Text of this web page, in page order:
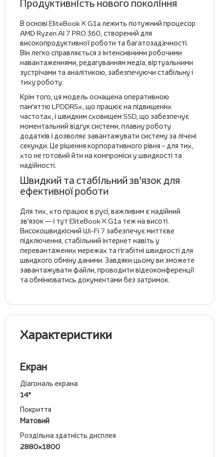
Продуктивність нового покоління
В основі EliteBook X G1a лежить потужний процесор
AMD Ryzen AI 7 PRO 360, створений для
високопродуктивної роботи та багатозадачності.
Він легко справляється з інтенсивними робочими
навантаженнями, редагуванням медіа, віртуальними
зустрічами та аналітикою, забезпечуючи стабільну і
тиху роботу.
Крім того, ця модель оснащена оперативною
пам'яттю LPDDR5x, що працює на підвищених
частотах, і швидким сховищем SSD, що забезпечує
моментальний відгук системи, плавну роботу
додатків і дозволяє завантажувати систему за лічені
секунди. Це рішення корпоративного рівня – для тих,
хто не готовий йти на компроміси у швидкості та
надійності.
Швидкий та стабільний зв'язок для
ефективної роботи
Для тих, хто працює в русі, важливим є надійний
зв'язок — і тут EliteBook X G1a теж на висоті.
Високошвидкісний Wi-Fi 7 забезпечує миттєве
підключення, стабільний інтернет навіть у
перевантажених мережах та гігабітні швидкості для
швидкого обміну даними. Завдяки цьому ви зможете
завантажувати файли, проводити відеоконференції
та обмінюватись документами без затримок.
Характеристики
Екран
Діагональ екрана
14"
Покриття
Матовий
Роздільна здатність дисплея
2880x1800